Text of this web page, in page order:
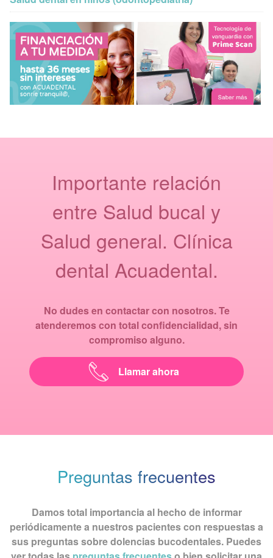
Importante relación
entre Salud bucal y
Salud general. Clínica
dental Acuadental.
No dudes en contactar con nosotros. Te
atenderemos con total confidencialidad, sin
compromiso alguno.
Llamar ahora
Preguntas frecuentes
Damos total importancia al hecho de informar
periódicamente a nuestros pacientes con respuestas a
sus preguntas sobre dolencias bucodentales. Puedes